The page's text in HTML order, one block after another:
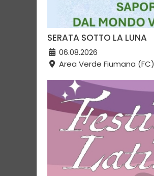
SERATA SOTTO LA LUNA
06.08.2026
Area Verde Fiumana (FC)